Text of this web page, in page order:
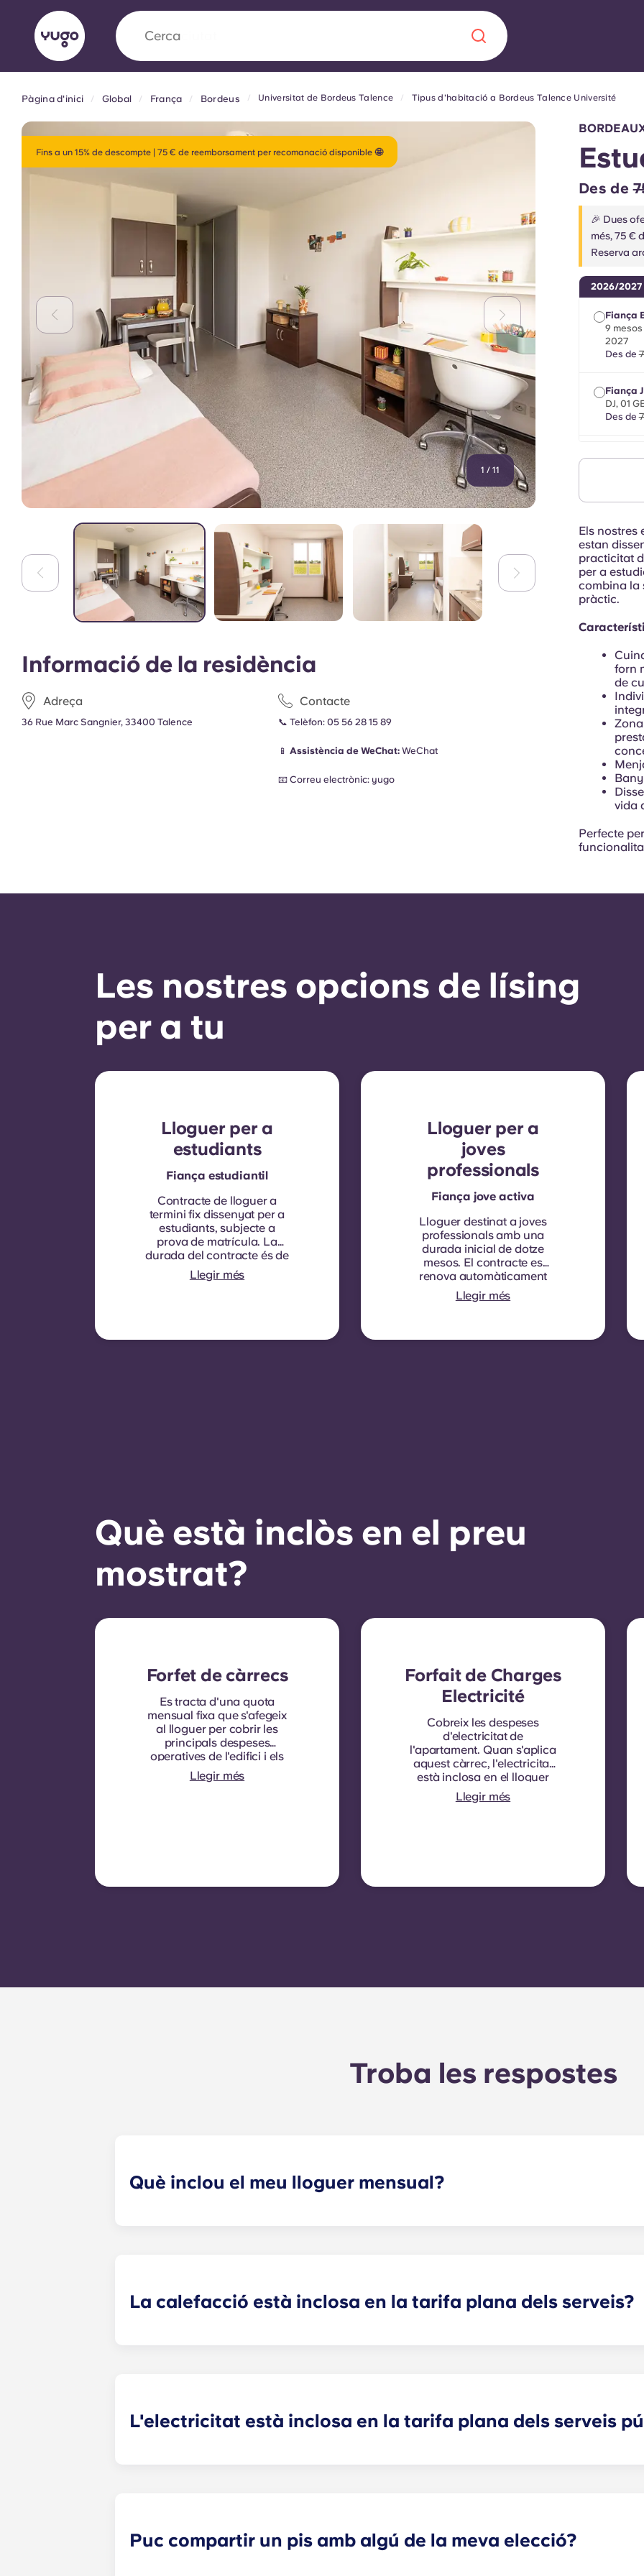
Cerca
SobreUbicacionsMés
Yugo x VCARB: Impulsant una nova era
en l'habitatge per a estudiants
Yugo La col·laboració pionera de amb VCARB fomenta la
innovació, l'ambició i els moments inoblidables per als estudiants.
Sobre nosaltres
Preguntes
English (GB) English (US)
Pàgina d'inici Global França Bordeus Universitat de Bordeus Talence Tipus d'habitació a Bordeus Talence Université
Fins a un 15% de descompte | 75 € de reemborsament per recomanació disponible 🤩
1 / 11
Informació de la residència
Adreça
36 Rue Marc Sangnier, 33400 Talence
Contacte
📞 Telèfon:05 56 28 15 89
📱Assistència de WeChat: WeChat
📧 Correu electrònic: yugo
Des de
🎉 Dues
més, 75 €
Reserva
2026/2027
Fiança
9
2027
Des de
Fiança
DJ, 01
Des de
Els nostres
estan
practicitat
per a
combina la
pràctic.
forn
de
vida
Perfecte
Les nostres opcions de lísing
per a tu
Lloguer per a
estudiants
Fiança estudiantil
Contracte de lloguer a
termini fix dissenyat per a
estudiants, subjecte a
prova de matrícula. La
durada del contracte és de
nou mesos. La renovació
no és automàtica, però es
ara un bon historial de
Llegir més
Lloguer per a
joves
professionals
Fiança jove activa
Lloguer destinat a joves
professionals amb una
durada inicial de dotze
mesos. El contracte es
renova automàticament
cada dotze mesos, amb la
indexació del lloguer
Llegir més
Què està inclòs en el preu
mostrat?
Forfet de càrrecs
Es tracta d'una quota
mensual fixa que s'afegeix
al lloguer per cobrir les
principals despeses
operatives de l'edifici i els
serveis públics que
normalment es poden
Llegir més
Forfait de Charges
Electricité
Cobreix les despeses
d'electricitat de
l'apartament. Quan s'aplica
aquest càrrec, l'electricitat
està inclosa en el lloguer
mensual i no cal cap
contracte separat. En
contracte d'electricitat
Llegir més
Troba les respostes
Què inclou el meu lloguer mensual?
La calefacció està inclosa en la tarifa plana dels serveis?
L'electricitat està inclosa en la tarifa plana dels serveis
Puc compartir un pis amb algú de la meva elecció?